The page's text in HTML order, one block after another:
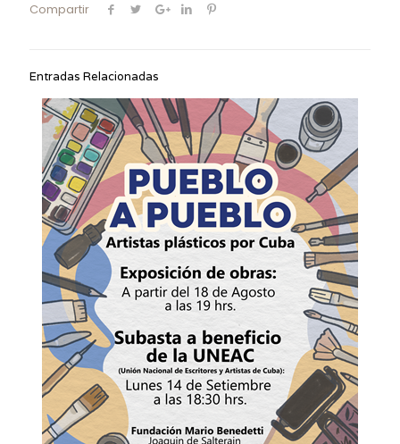
Compartir
Entradas Relacionadas